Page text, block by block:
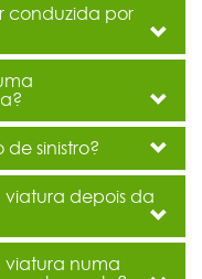
conduzida por
sinistro?
depois da
viatura numa